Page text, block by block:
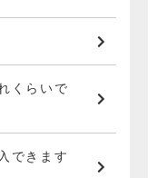
くらいで
できます